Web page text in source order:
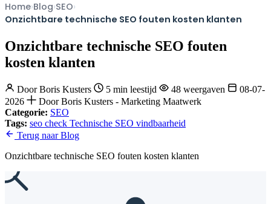
Home Blog SEO
Onzichtbare technische SEO fouten kosten klanten
Onzichtbare technische SEO fouten
kosten klanten
DoorBoris Kusters 5 min leestijd 48 weergaven
08-07-
2026
Door Boris Kusters - Marketing Maatwerk
Categorie: SEO
Tags: seo check Technische SEO vindbaarheid
Terug naar Blog
Onzichtbare technische SEO fouten kosten klanten